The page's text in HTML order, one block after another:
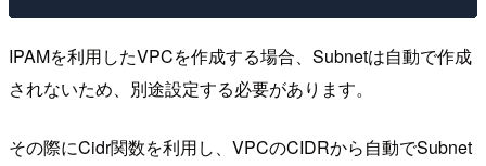
IPAMを利用したVPCを作成する場合、Subnetは自動で作成
されないため、別途設定する必要があります。
その際にCidr関数を利用し、VPCのCIDRから自動でSubnet